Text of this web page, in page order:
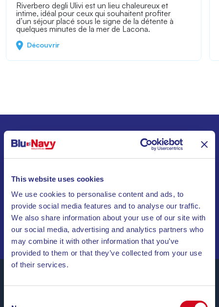
This website uses cookies
We use cookies to personalise content and ads, to
provide social media features and to analyse our traffic.
We also share information about your use of our site with
our social media, advertising and analytics partners who
may combine it with other information that you’ve
provided to them or that they’ve collected from your use
of their services.
Riverbero degli Ulivi est un lieu chaleureux et
intime, idéal pour ceux qui souhaitent profiter
d’un séjour placé sous le signe de la détente à
quelques minutes de la mer de Lacona.
Découvrir
ABONNEZ-VOUS À NOTRE LETTRE
D’INFORMATION
NAVIGUEZ PARMI DES OFFRES SPÉCIALES, DES
DESTINATIONS DE RÊVE ET DES CONSEILS DE VOYAGE